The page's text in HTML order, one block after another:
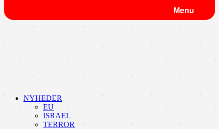
Menu
NYHEDER
EU
ISRAEL
TERROR